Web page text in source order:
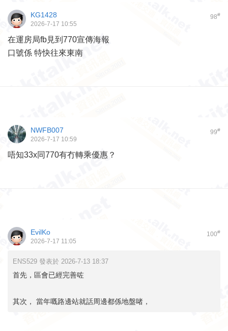
98#
KG1428
2026-7-17 10:55
在運房局fb見到770宣傳海報
口號係 特快往來東南
99#
NWFB007
2026-7-17 10:59
唔知33x同770有冇轉乘優惠？
100#
EvilKo
2026-7-17 11:05
ENS529 發表於 2026-7-13 18:37
首先，區會已經完善咗
其次， 當年嘅路邊站就話周邊都係地盤啫，